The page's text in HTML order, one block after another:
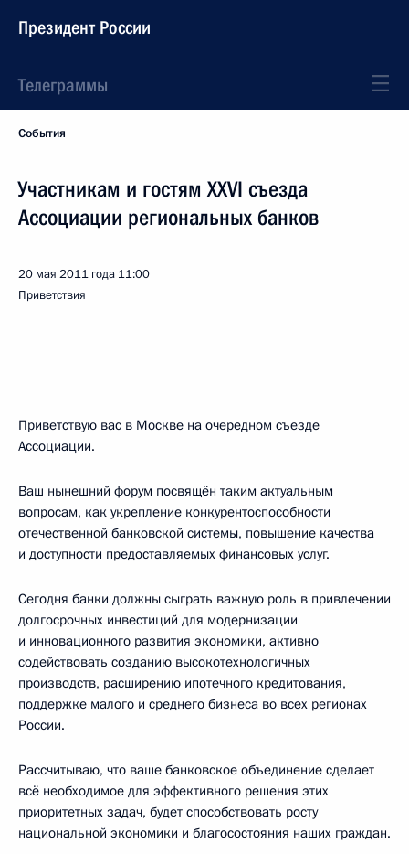
Президент России
Телеграммы
События
Участникам и гостям XXVI съезда
Ассоциации региональных банков
20 мая 2011 года 11:00
Приветствия
Приветствую вас в Москве на очередном съезде
Ассоциации.
Ваш нынешний форум посвящён таким актуальным
вопросам, как укрепление конкурентоспособности
отечественной банковской системы, повышение качества
и доступности предоставляемых финансовых услуг.
Сегодня банки должны сыграть важную роль в привлечении
долгосрочных инвестиций для модернизации
и инновационного развития экономики, активно
содействовать созданию высокотехнологичных
производств, расширению ипотечного кредитования,
поддержке малого и среднего бизнеса во всех регионах
России.
Рассчитываю, что ваше банковское объединение сделает
всё необходимое для эффективного решения этих
приоритетных задач, будет способствовать росту
национальной экономики и благосостояния наших граждан.